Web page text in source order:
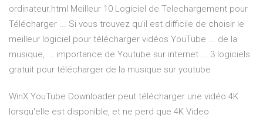
ordinateur.html Meilleur 10 Logiciel de Telechargement pour
Télécharger ... Si vous trouvez qu’il est difficile de choisir le
meilleur logiciel pour télécharger vidéos YouTube ... de la
musique, ... importance de Youtube sur internet ... 3 logiciels
gratuit pour télécharger de la musique sur youtube
WinX YouTube Downloader peut télécharger une vidéo 4K
lorsqu'elle est disponible, et ne perd que 4K Video